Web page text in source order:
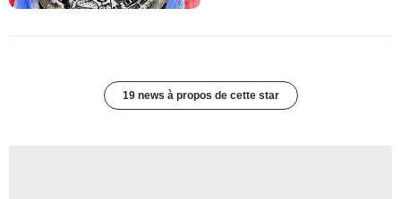
19 news à propos de cette star